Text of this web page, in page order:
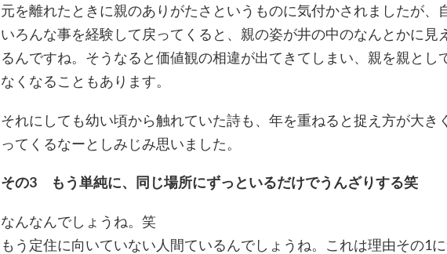
元を離れたときに親のありがたさというものに気付かされましたが、
いろんな事を経験して戻ってくると、親の姿が井の中のなんとかに見
るんですね。そうなると価値観の相違が出てきてしまい、親を親とし
なくなることもあります。
それにしても幼い頃から触れていた詩も、年を重ねると捉え方が大き
ってくるなーとしみじみ思いました。
その3 もう単純に、同じ場所にずっといるだけでうんざりする笑
なんなんでしょうね。笑
もう定住に向いていない人間ているんでしょうね。これは理由その1